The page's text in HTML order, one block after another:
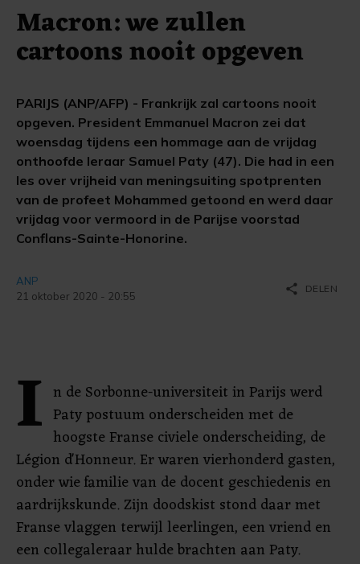
Macron: we zullen
cartoons nooit opgeven
PARIJS (ANP/AFP) - Frankrijk zal cartoons nooit
opgeven. President Emmanuel Macron zei dat
woensdag tijdens een hommage aan de vrijdag
onthoofde leraar Samuel Paty (47). Die had in een
les over vrijheid van meningsuiting spotprenten
van de profeet Mohammed getoond en werd daar
vrijdag voor vermoord in de Parijse voorstad
Conflans-Sainte-Honorine.
ANP
21 oktober 2020 - 20:55
share DELEN
I n de Sorbonne-universiteit in Parijs werd
Paty postuum onderscheiden met de
hoogste Franse civiele onderscheiding, de
Légion d'Honneur. Er waren vierhonderd gasten,
onder wie familie van de docent geschiedenis en
aardrijkskunde. Zijn doodskist stond daar met
Franse vlaggen terwijl leerlingen, een vriend en
een collegaleraar hulde brachten aan Paty.